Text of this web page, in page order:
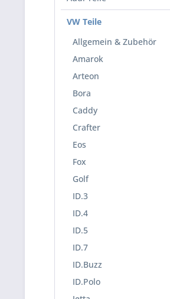
VW Teile
Allgemein & Zubehör
Amarok
Arteon
Bora
Caddy
Crafter
Eos
Fox
Golf
ID.3
ID.4
ID.5
ID.7
ID.Buzz
ID.Polo